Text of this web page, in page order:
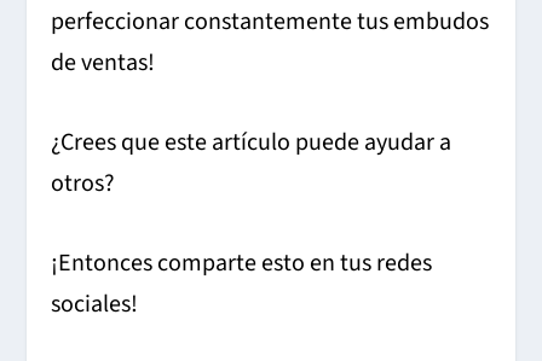
perfeccionar constantemente tus embudos
de ventas!
¿Crees que este artículo puede ayudar a
otros?
¡Entonces comparte esto en tus redes
sociales!